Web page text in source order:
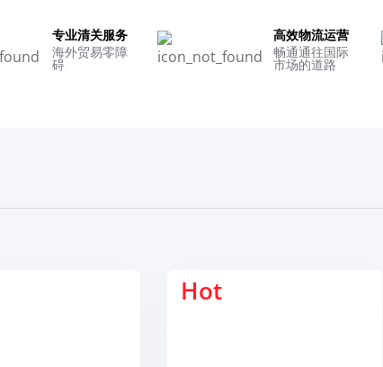
专业清关服务
海外贸易零障
碍
高效物流运营
畅通通往国际
市场的道路
Hot